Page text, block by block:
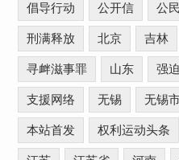
倡导行动 公开信 公
刑满释放 北京 吉林
寻衅滋事罪 山东 强
支援网络 无锡 无锡
本站首发 权利运动头条